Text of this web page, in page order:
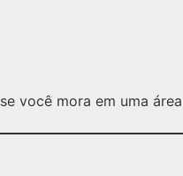
se você mora em uma